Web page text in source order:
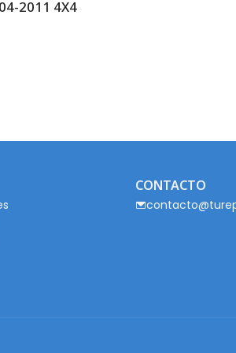
2011 4X4
CONTACTO